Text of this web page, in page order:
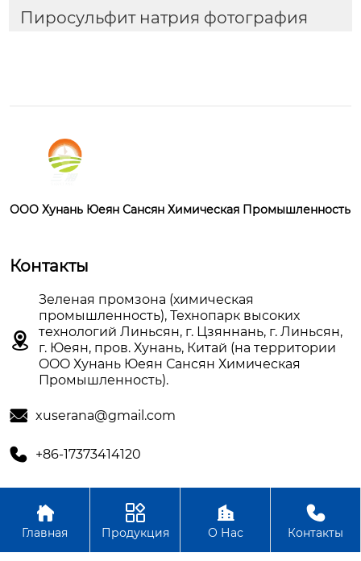
Пиросульфит натрия фотография
OOO Хунань Юеян Сансян Химическая Промышленность
Контакты

Зеленая промзона (химическая
промышленность), Технопарк высоких
технологий Линьсян, г. Цзяннань, г. Линьсян,
г. Юеян, пров. Хунань, Китай (на территории
OOO Хунань Юеян Сансян Химическая
Промышленность).
 xuserana@gmail.com
 +86-17373414120
Авторское право©OOO Хунань Юеян Сансян Химическая
Промышленность

Главная

Продукция

О Нас

Контакты